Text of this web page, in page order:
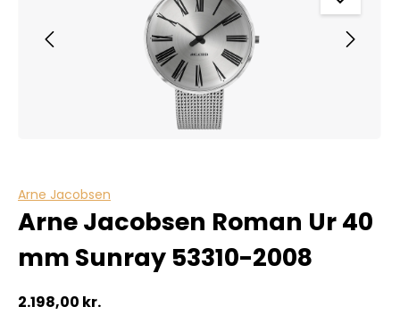
Arne Jacobsen
Arne Jacobsen Roman Ur 40
mm Sunray 53310-2008
2.198,00 kr.